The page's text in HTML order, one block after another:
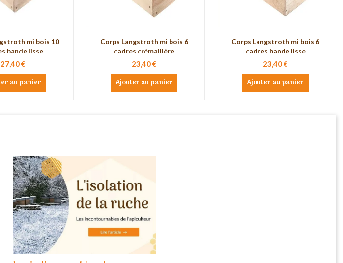
mi bois 10
bande lisse
27,40 €
au panier
Corps Langstroth mi bois 6
cadres crémaillère
23,40 €
Ajouter au panier
Corps Langstroth mi bois 6
cadres bande lisse
23,40 €
Ajouter au panier